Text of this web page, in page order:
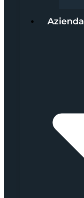
Azienda